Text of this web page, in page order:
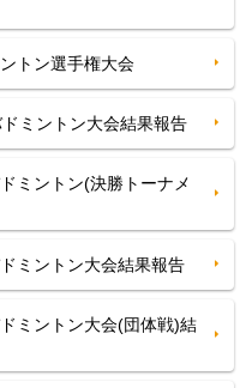
トン選手権大会
ミントン大会結果報告
ミントン(決勝トーナメ
ミントン大会結果報告
ミントン大会(団体戦)結